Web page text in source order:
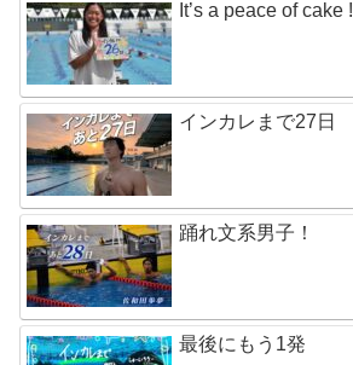
It’s a peace of cake !
インカレまで27日
踊れ文系男子！
最後にもう1発